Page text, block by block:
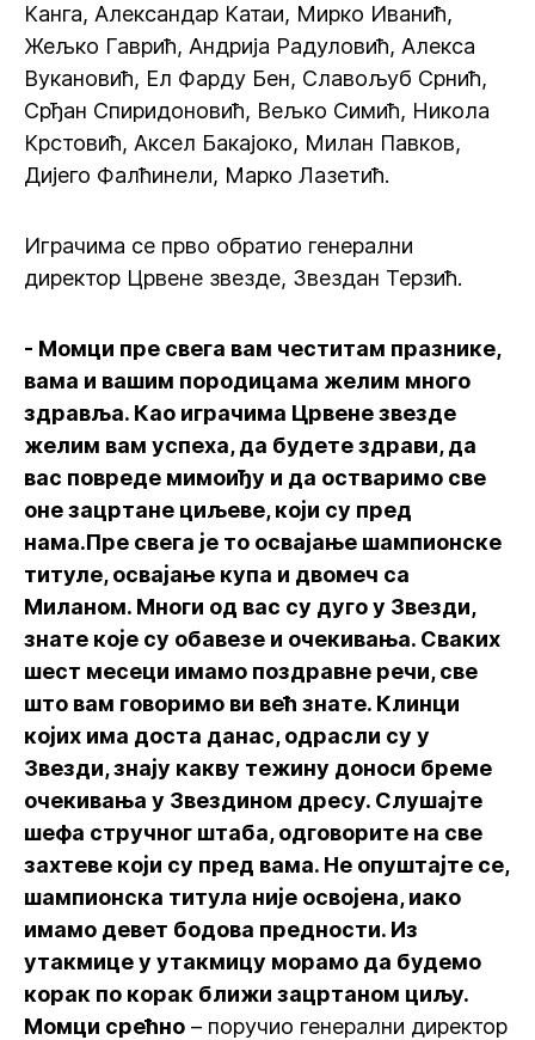
Канга, Александар Катаи, Мирко Иванић,
Жељко Гаврић, Андрија Радуловић, Алекса
Вукановић, Ел Фарду Бен, Славољуб Срнић,
Срђан Спиридоновић, Вељко Симић, Никола
Крстовић, Аксел Бакајоко, Милан Павков,
Дијего Фалћинели, Марко Лазетић.
Играчима се прво обратио генерални
директор Црвене звезде, Звездан Терзић.
- Момци пре свега вам честитам празнике,
вама и вашим породицама желим много
здравља. Као играчима Црвене звезде
желим вам успеха, да будете здрави, да
вас повреде мимоиђу и да остваримо све
оне зацртане циљеве, који су пред
нама.Пре свега је то освајање шампионске
титуле, освајање купа и двомеч са
Миланом. Многи од вас су дуго у Звезди,
знате које су обавезе и очекивања. Сваких
шест месеци имамо поздравне речи, све
што вам говоримо ви већ знате. Клинци
којих има доста данас, одрасли су у
Звезди, знају какву тежину доноси бреме
очекивања у Звездином дресу. Слушајте
шефа стручног штаба, одговорите на све
захтеве који су пред вама. Не опуштајте се,
шампионска титула није освојена, иако
имамо девет бодова предности. Из
утакмице у утакмицу морамо да будемо
корак по корак ближи зацртаном циљу.
Момци срећно – поручио генерални директор